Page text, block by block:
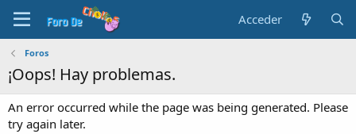
Acceder
Foros
¡Oops! Hay problemas.
An error occurred while the page was being generated. Please
try again later.